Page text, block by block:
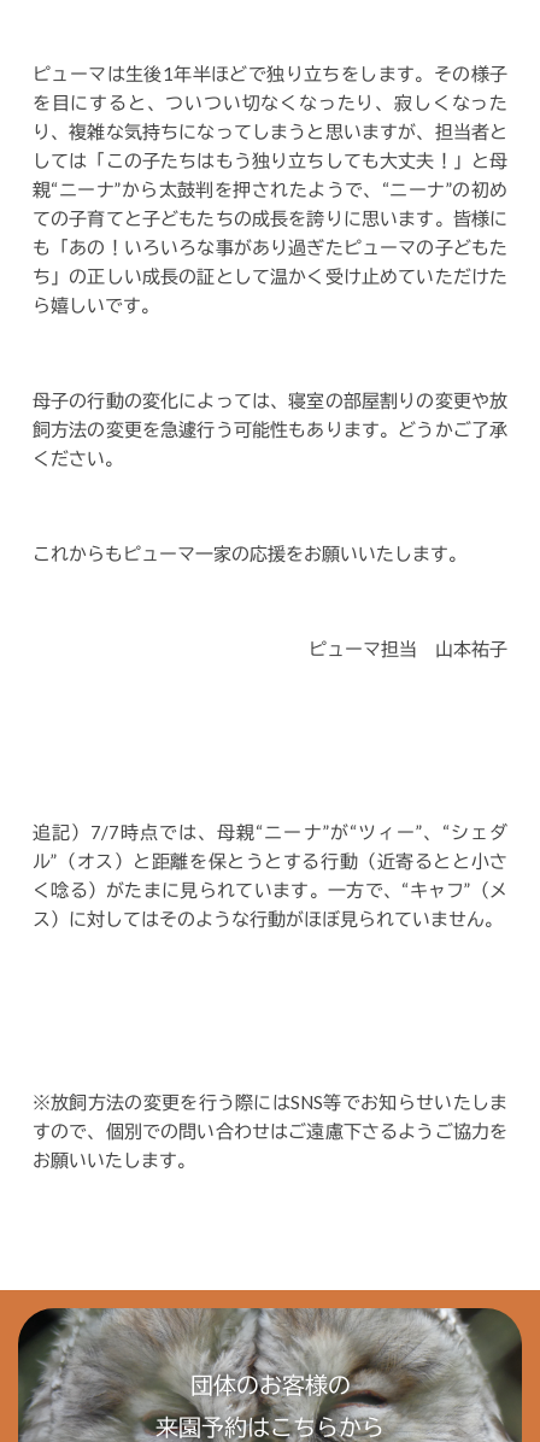
ピューマは生後1年半ほどで独り立ちをします。その様子
を目にすると、ついつい切なくなったり、寂しくなった
り、複雑な気持ちになってしまうと思いますが、担当者と
しては「この子たちはもう独り立ちしても大丈夫！」と母
親“ニーナ”から太鼓判を押されたようで、“ニーナ”の初め
ての子育てと子どもたちの成長を誇りに思います。皆様に
も「あの！いろいろな事があり過ぎたピューマの子どもた
ち」の正しい成長の証として温かく受け止めていただけた
ら嬉しいです。
母子の行動の変化によっては、寝室の部屋割りの変更や放
飼方法の変更を急遽行う可能性もあります。どうかご了承
ください。
これからもピューマ一家の応援をお願いいたします。
ピューマ担当 山本祐子
追記）7/7時点では、母親“ニーナ”が“ツィー”、“シェダ
ル”（オス）と距離を保とうとする行動（近寄るとと小さ
く唸る）がたまに見られています。一方で、“キャフ”（メ
ス）に対してはそのような行動がほぼ見られていません。
※放飼方法の変更を行う際にはSNS等でお知らせいたしま
すので、個別での問い合わせはご遠慮下さるようご協力を
お願いいたします。
団体のお客様の
来園予約はこちらから